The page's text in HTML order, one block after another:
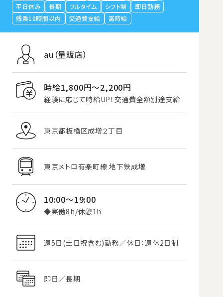
平日休み
長期 フルタイム シフト制
即日勤務
残業10時間以内
交通費支給 高時給
au（量販店）
時給1,800円〜2,200円
経験に応じて時給UP！交通費全額別途支給
東京都板橋区成増２丁目
東京メトロ有楽町線 地下鉄成増
10:00～19:00
◆実働8h/休憩1h
週5日(土日祝含む)勤務／休日：週休2日制
即日／長期